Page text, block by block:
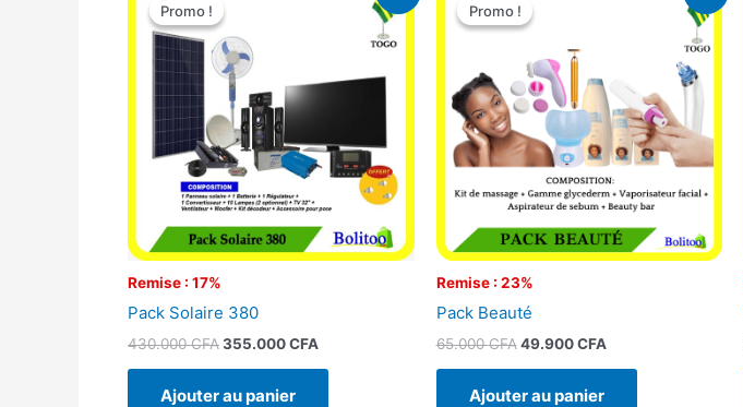
Promo !
Remise : 17%
Promo !
Pack Solaire 380
430.000CFA
initial
était :
430.000 CFA.
355.000CFA
Ajouter au panier
Promo !
Remise : 23%
Promo !
Pack Beauté
65.000CFA
initial
65.000 CFA.
49.900CFA
49.900 CFA.
Ajouter au panier